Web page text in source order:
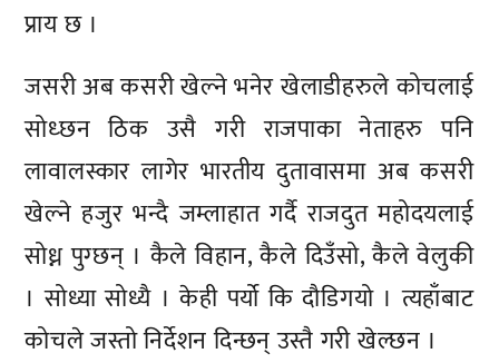
प्राय छ ।
जसरी अब कसरी खेल्ने भनेर खेलाडीहरुले कोचलाई
सोध्छन ठिक उसै गरी राजपाका नेताहरु पनि
लावालस्कार लागेर भारतीय दुतावासमा अब कसरी
खेल्ने हजुर भन्दै जम्लाहात गर्दै राजदुत महोदयलाई
सोध्न पुग्छन् । कैले विहान, कैले दिउँसो, कैले वेलुकी
। सोध्या सोध्यै । केही पर्यो कि दौडिगयो । त्यहाँबाट
कोचले जस्तो निर्देशन दिन्छन् उस्तै गरी खेल्छन ।